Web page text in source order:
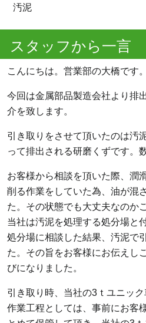
汚泥
スタッフから一言
こんにちは。営業部の大橋です。
今回は金属部品製造会社より排
介を致します。
引き取りをさせて頂いたのは汚
って排出される研磨くずです。
お客様から相談を頂いた際、潤
削る作業をしていた為、油が混
た。その状態でも大丈夫なのか
当社は汚泥を処理する処分場と
処分場に相談した結果、汚泥で
た。その旨をお客様にお伝えし
びになりました。
引き取り時、当社の3ｔユニック
作業工程としては、事前にお客